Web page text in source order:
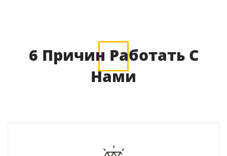
6 Причин Работать С
Нами